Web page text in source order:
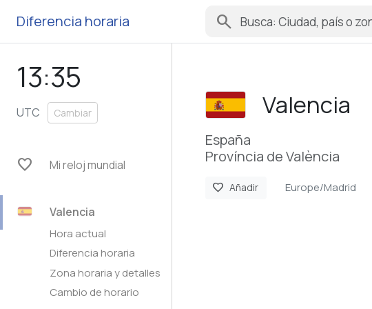
Diferencia horaria search
13:35
UTC Cambiar
favorite Mi reloj mundial
Valencia
Hora actual
Diferencia horaria
Zona horaria y detalles
Cambio de horario
Valencia
España
Província de València
favorite Añadir Europe/Madrid